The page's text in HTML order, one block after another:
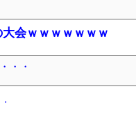
会ｗｗｗｗｗｗｗ
・・